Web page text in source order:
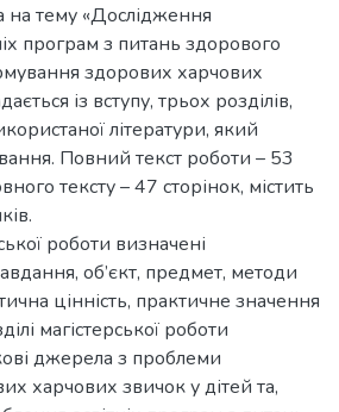
на тему «Дослідження
програм з питань здорового
здорових харчових
із вступу, трьох розділів,
літератури, який
Повний текст роботи – 53
тексту – 47 сторінок, містить
роботи визначені
об’єкт, предмет, методи
цінність, практичне значення
магістерської роботи
джерела з проблеми
харчових звичок у дітей та,